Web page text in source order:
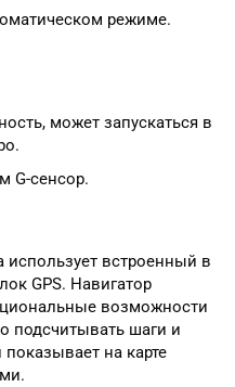
режиме.
может запускаться в
G-сенсор.
использует встроенный в
GPS. Навигатор
возможности
подсчитывать шаги и
на карте